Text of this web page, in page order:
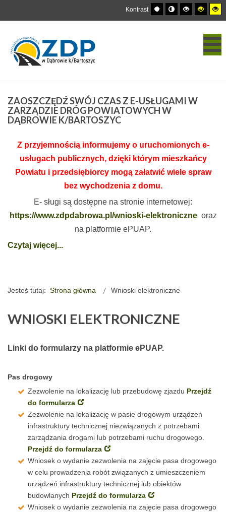
Kontrast
ZAOSZCZĘDŹSWÓJ CZAS Z E-USŁUGAMI W
ZARZĄDZIE DRÓG POWIATOWYCH W
DĄBROWIE K/BARTOSZYC
Z przyjemnością informujemy o uruchomionych e-
usługach publicznych, dzięki którym mieszkańcy
Powiatu i przedsiębiorcy mogą załatwić wiele spraw
bez wychodzenia z domu.
E- sługi są dostępne na stronie internetowej:
https://www.zdpdabrowa.pl/wnioski-elektroniczne oraz
na platformie ePUAP.
Czytaj więcej...
Jesteś tutaj: Strona główna Wnioski elektroniczne
WNIOSKI ELEKTRONICZNE
Linki do formularzy na platformie ePUAP.
Pas drogowy
Zezwolenie na lokalizację lub przebudowę zjazdu Przejdź
do formularza
Zezwolenie na lokalizację w pasie drogowym urządzeń
infrastruktury technicznej niezwiązanych z potrzebami
zarządzania drogami lub potrzebami ruchu drogowego.
Przejdź do formularza
Wniosek o wydanie zezwolenia na zajęcie pasa drogowego
w celu prowadzenia robót związanych z umieszczeniem
urządzeń infrastruktury technicznej lub obiektów
budowlanych Przejdź do formularza
Wniosek o wydanie zezwolenia na zajęcie pasa drogowego